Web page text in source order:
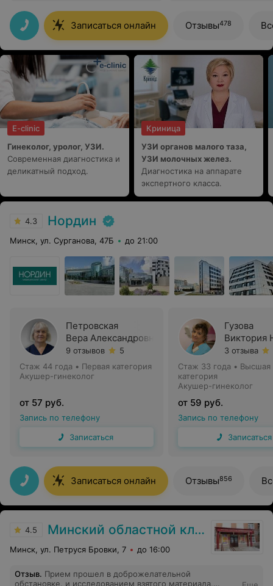
Записаться онлайн Отзывы478
E-clinic
Гинеколог, уролог, УЗИ.
Современная диагностика и
деликатный подход.
Криница
УЗИ органов малого таза,
УЗИ молочных желез.
Диагностика на аппарате
экспертного класса.
4.3 Нордин
Минск, ул. Сурганова, 47Б до 21:00
Петровская
Вера Александровна
9 отзывов
5
Стаж 44 года • Первая категория
Акушер-гинеколог
от 57 руб.
Запись по телефону
Записаться
Гузова
Виктория
3 отзыва
Стаж 33 года • Высшая
категория
Акушер-гинеколог
от 59 руб.
Запись по телефону
Записаться
Записаться онлайн Отзывы856
4.5 Минский областной клинический центр дерматовенерологии и косметологии
Минск, ул. Петруся Бровки, 7 до 16:00
Отзыв. Прием прошел в доброжелательной
обстановке, и исследованием взятого материала,